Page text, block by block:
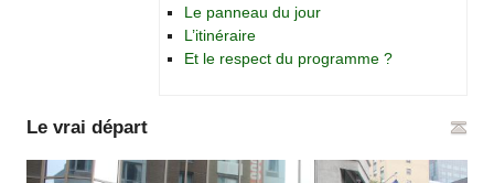
Le panneau du jour
L’itinéraire
Et le respect du programme ?
Le vrai départ